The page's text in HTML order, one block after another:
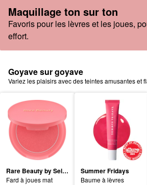
Maquillage ton sur ton
Favoris pour les lèvres et les joues,
effort.
Goyave sur goyave
Variez les plaisirs avec des teintes amusantes et
Rare Beauty by Selena Gomez
Fard à joues mat
Summer Fridays
Baume à lèvres